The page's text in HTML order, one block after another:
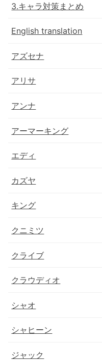
3.キャラ対策まとめ
English translation
アズセナ
アリサ
アンナ
アーマーキング
エディ
カズヤ
キング
クニミツ
クライブ
クラウディオ
シャオ
シャヒーン
ジャック